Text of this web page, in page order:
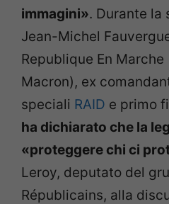
immagini». Durante la
Jean-Michel
Republique En
Macron), ex
speciali RAID e primo
ha dichiarato che la
«proteggere chi ci
Leroy, deputato del
Républicains, alla